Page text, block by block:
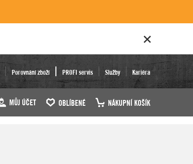
Porovnání zboží PROFI servis Služby Kariéra
MŮJ ÚČET OBLÍBENÉ NÁKUPNÍ KOŠÍK